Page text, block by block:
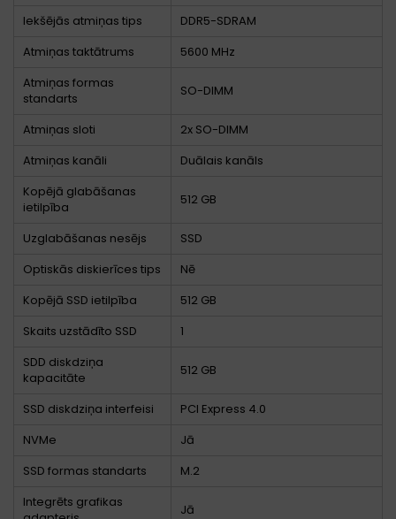
Iekšējās atmiņas tips
DDR5-SDRAM
Atmiņas taktātrums
5600 MHz
Atmiņas formas
standarts
SO-DIMM
Atmiņas sloti
2x SO-DIMM
Atmiņas kanāli
Duālais kanāls
Kopējā glabāšanas
ietilpība
512 GB
Uzglabāšanas nesējs
SSD
Optiskās diskierīces tips
Nē
Kopējā SSD ietilpība
512 GB
Skaits uzstādīto SSD
1
SDD diskdziņa
kapacitāte
512 GB
SSD diskdziņa interfeisi
PCI Express 4.0
NVMe
Jā
SSD formas standarts
M.2
Integrēts grafikas
Jā